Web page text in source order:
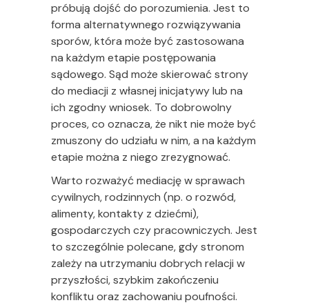
próbują dojść do porozumienia. Jest to
forma alternatywnego rozwiązywania
sporów, która może być zastosowana
na każdym etapie postępowania
sądowego. Sąd może skierować strony
do mediacji z własnej inicjatywy lub na
ich zgodny wniosek. To dobrowolny
proces, co oznacza, że nikt nie może być
zmuszony do udziału w nim, a na każdym
etapie można z niego zrezygnować.
Warto rozważyć mediację w sprawach
cywilnych, rodzinnych (np. o rozwód,
alimenty, kontakty z dziećmi),
gospodarczych czy pracowniczych. Jest
to szczególnie polecane, gdy stronom
zależy na utrzymaniu dobrych relacji w
przyszłości, szybkim zakończeniu
konfliktu oraz zachowaniu poufności.